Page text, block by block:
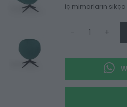
iç mimarların
- +